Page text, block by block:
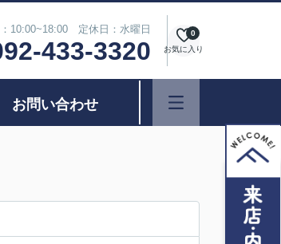
10:00~18:00 定休日：水曜日
433-3320 お気に入り
0
お問い合わせ